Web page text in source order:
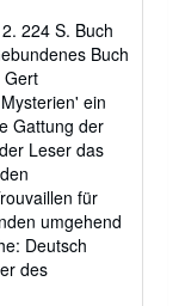
224 S. Buch
Buch
Gert
ein
Gattung der
Leser das
für
umgehend
Deutsch
des